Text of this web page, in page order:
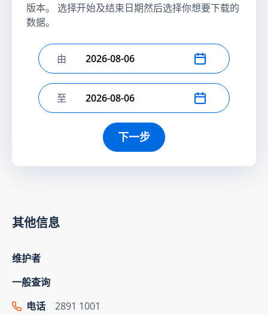
版本。 选择开始及结束日期然后选择你想要下载的
数据。
选择开始日期
由
选择结束日期
至
下一步
其他信息
维护者
一般查询
电话
2891 1001